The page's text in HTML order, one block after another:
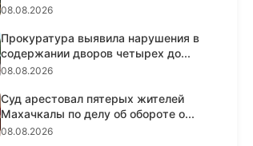
08.08.2026
Прокуратура выявила нарушения в
содержании дворов четырех до...
08.08.2026
Суд арестовал пятерых жителей
Махачкалы по делу об обороте о...
08.08.2026